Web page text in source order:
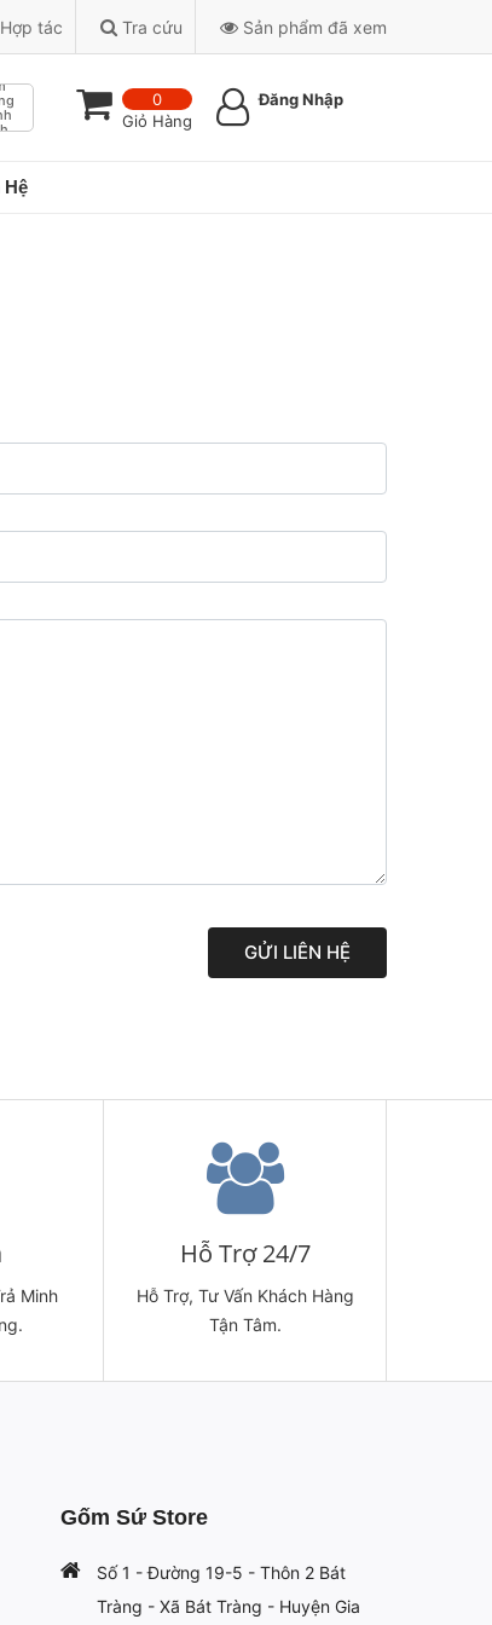
tác Tra cứu Sản phẩm đã xem
0
Giỏ Hàng
Đăng Nhập
Hệ
Minh
Hỗ Trợ 24/7
Hỗ Trợ, Tư Vấn Khách Hàng
Tận Tâm.
Gốm Sứ Store
Số 1 - Đường 19-5 - Thôn 2 Bát
Tràng - Xã Bát Tràng - Huyện Gia